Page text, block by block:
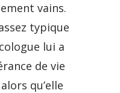
vains.
typique
lui a
de vie
qu’elle